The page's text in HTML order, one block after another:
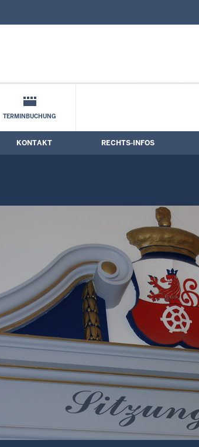
TERMINBUCHUNG
KONTAKT RECHTS-INFOS